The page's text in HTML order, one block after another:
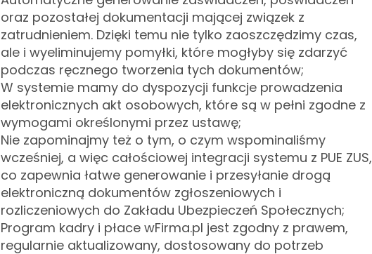
oraz pozostałej dokumentacji mającej związek z
zatrudnieniem. Dzięki temu nie tylko zaoszczędzimy czas,
ale i wyeliminujemy pomyłki, które mogłyby się zdarzyć
podczas ręcznego tworzenia tych dokumentów;
W systemie mamy do dyspozycji funkcje prowadzenia
elektronicznych akt osobowych, które są w pełni zgodne z
wymogami określonymi przez ustawę;
Nie zapominajmy też o tym, o czym wspominaliśmy
wcześniej, a więc całościowej integracji systemu z PUE ZUS,
co zapewnia łatwe generowanie i przesyłanie drogą
elektroniczną dokumentów zgłoszeniowych i
rozliczeniowych do Zakładu Ubezpieczeń Społecznych;
Program kadry i płace wFirma.pl jest zgodny z prawem,
regularnie aktualizowany, dostosowany do potrzeb